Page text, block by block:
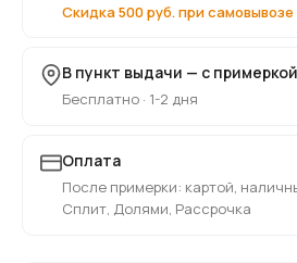
Скидка 500 руб. при самовывозе
В пункт выдачи — с примеркой
Бесплатно · 1-2 дня
Оплата
После примерки: картой,
Сплит, Долями, Рассрочка